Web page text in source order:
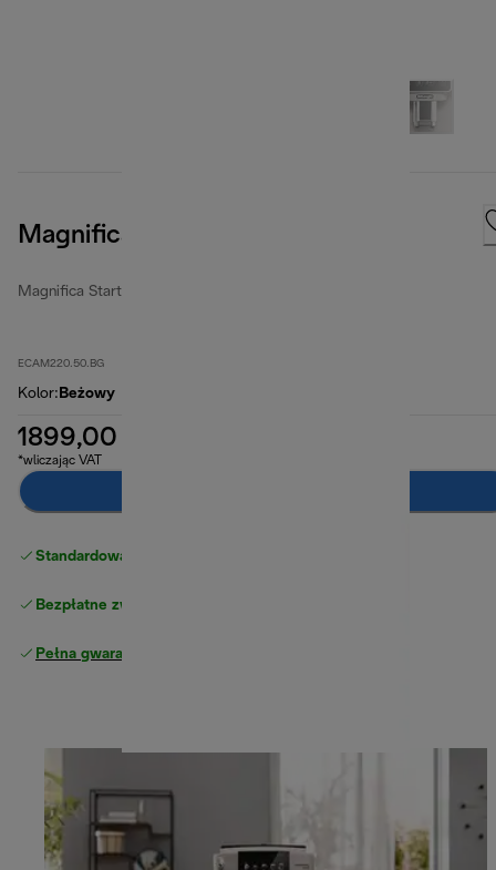
Magnifica Start
Magnifica Start
ECAM220.50.BG
Kolor: Beżowy
1899,00 zł
*wliczając VAT
Standardowa bezpłatna dostawa
Bezpłatne zwroty
Pełna gwarancja producenta